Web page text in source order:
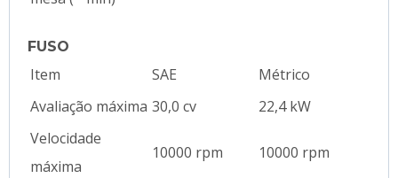
FUSO
Item SAE
Métrico
Avaliação máxima 30,0 cv
22,4 kW
Velocidade
máxima
10000 rpm 10000 rpm